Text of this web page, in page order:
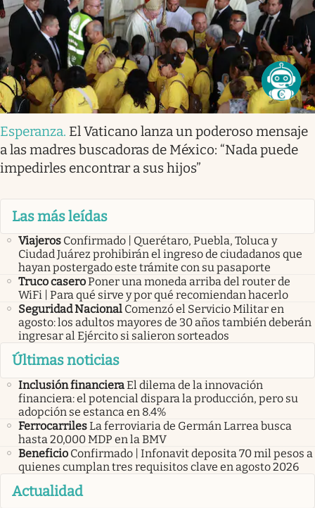
Esperanza. El Vaticano lanza un poderoso mensaje
a las madres buscadoras de México: “Nada puede
impedirles encontrar a sus hijos”
Las más leídas
Viajeros Confirmado | Querétaro, Puebla, Toluca y
Ciudad Juárez prohibirán el ingreso de ciudadanos que
hayan postergado este trámite con su pasaporte
Truco caseroPoner una moneda arriba del router de
WiFi | Para qué sirve y por qué recomiendan hacerlo
Seguridad Nacional Comenzó el Servicio Militar en
agosto: los adultos mayores de 30 años también deberán
ingresar al Ejército si salieron sorteados
Últimas noticias
Inclusión financieraEl dilema de la innovación
financiera: el potencial dispara la producción, pero su
adopción se estanca en 8.4%
FerrocarrilesLa ferroviaria de Germán Larrea busca
hasta 20,000 MDP en la BMV
Beneficio Confirmado | Infonavit deposita 70 mil pesos a
quienes cumplan tres requisitos clave en agosto 2026
Actualidad